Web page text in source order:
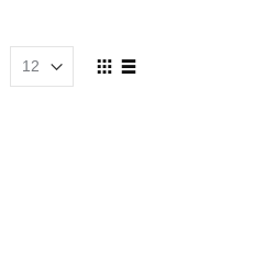
Ver
como